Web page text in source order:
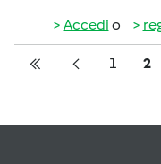
Accedi o
Pagination
Prima pagina
PaginaPagina
1 2